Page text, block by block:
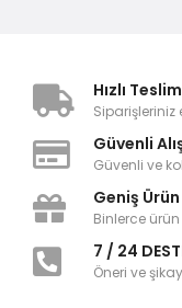
Hızlı
Siparişleriniz
Güvenli
Güvenli ve
Geniş
Binlerce
7 / 24
Öneri ve